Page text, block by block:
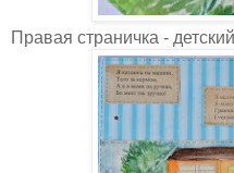
Правая страничка -